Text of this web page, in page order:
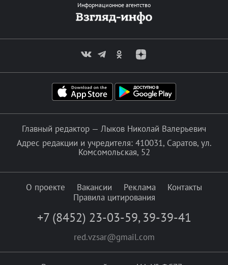
Информационное агентство
Главный редактор — Лыков Николай Валерьевич
Адрес редакции и учредителя: 410031, Саратов, ул.
Комсомольская, 52
О проекте Вакансии Реклама
Контакты
Правила цитирования
+7 (8452) 23-03-59, 39-39-41
red.vzsar@gmail.com